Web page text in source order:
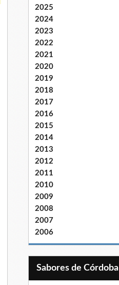
2025
2024
2023
2022
2021
2020
2019
2018
2017
2016
2015
2014
2013
2012
2011
2010
2009
2008
2007
2006
Sabores de Córdoba